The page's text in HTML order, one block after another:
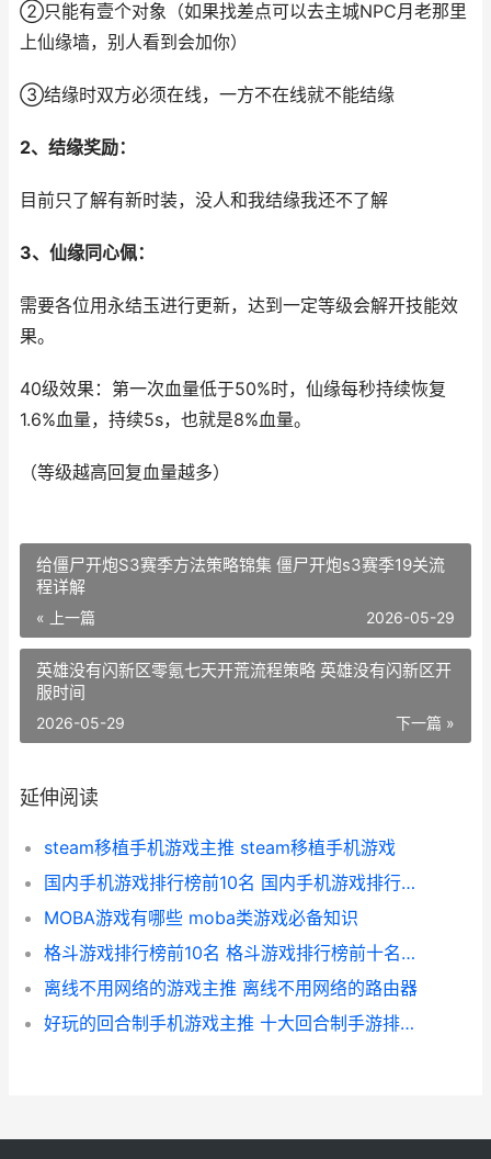
②只能有壹个对象（如果找差点可以去主城NPC月老那里
上仙缘墙，别人看到会加你）
③结缘时双方必须在线，一方不在线就不能结缘
2、结缘奖励：
目前只了解有新时装，没人和我结缘我还不了解
3、仙缘同心佩：
需要各位用永结玉进行更新，达到一定等级会解开技能效
果。
40级效果：第一次血量低于50%时，仙缘每秒持续恢复
1.6%血量，持续5s，也就是8%血量。
（等级越高回复血量越多）
给僵尸开炮S3赛季方法策略锦集 僵尸开炮s3赛季19关流
程详解
« 上一篇 2026-05-29
英雄没有闪新区零氪七天开荒流程策略 英雄没有闪新区开
服时间
下一篇 »
2026-05-29
延伸阅读
steam移植手机游戏主推 steam移植手机游戏
国内手机游戏排行榜前10名 国内手机游戏排行榜前十名
MOBA游戏有哪些 moba类游戏必备知识
格斗游戏排行榜前10名 格斗游戏排行榜前十名人物图片
离线不用网络的游戏主推 离线不用网络的路由器
好玩的回合制手机游戏主推 十大回合制手游排行榜,一切装备靠打